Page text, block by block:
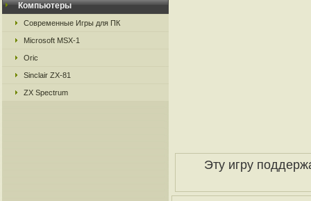
Компьютеры
Современные Игры для ПК
Microsoft MSX-1
Oric
Sinclair ZX-81
ZX Spectrum
Эту игру